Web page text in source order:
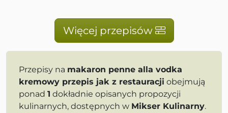
Więcej przepisów
Przepisy na makaron penne alla vodka
kremowy przepis jak z restauracji obejmują
ponad 1 dokładnie opisanych propozycji
kulinarnych, dostępnych w Mikser Kulinarny.